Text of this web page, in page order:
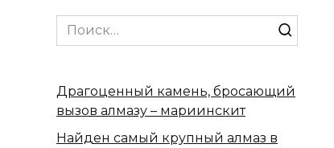
Search
for:
Драгоценный камень, бросающий
вызов алмазу – мариинскит
Найден самый крупный алмаз в